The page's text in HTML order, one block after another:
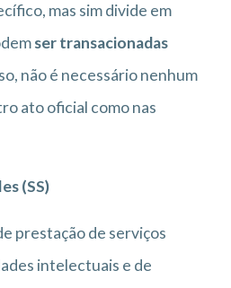
mas sim divide em
ser transacionadas
não é necessário nenhum
ato oficial como nas
(SS)
prestação de serviços
intelectuais e de